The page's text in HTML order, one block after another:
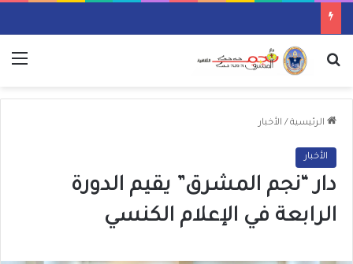
بحث عن
الرئيسية / الأخبار
الأخبار
دار “نجم المشرق” يقيم الدورة
الرابعة في الإعلام الكنسي